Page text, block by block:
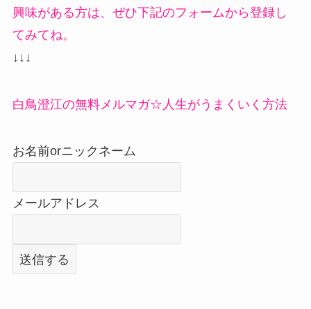
興味がある方は、ぜひ下記のフォームから登録し
てみてね。
↓↓↓
白鳥澄江の無料メルマガ☆人生がうまくいく方法
お名前orニックネーム
メールアドレス